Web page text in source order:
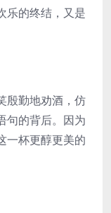
乐的终结，又是
殷勤地劝酒，仿
句的背后。因为
一杯更醇更美的